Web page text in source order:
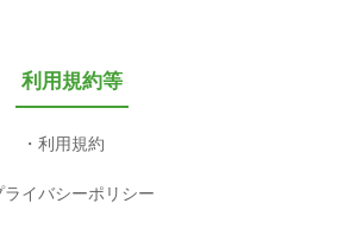
利用規約等
利用規約
ライバシーポリシー